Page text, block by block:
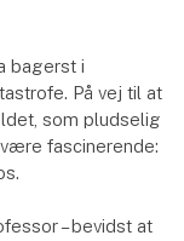
bagerst i
På vej til at
som pludselig
fascinerende:
– bevidst at